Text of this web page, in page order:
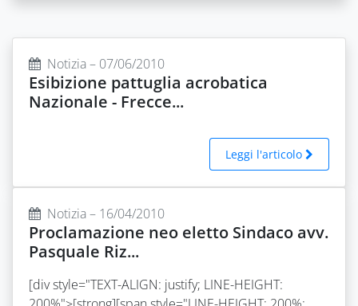
Notizia – 07/06/2010
Esibizione pattuglia acrobatica
Nazionale - Frecce...
Leggi l'articolo
Notizia – 16/04/2010
Proclamazione neo eletto Sindaco avv.
Pasquale Riz...
[div style="TEXT-ALIGN: justify; LINE-HEIGHT: